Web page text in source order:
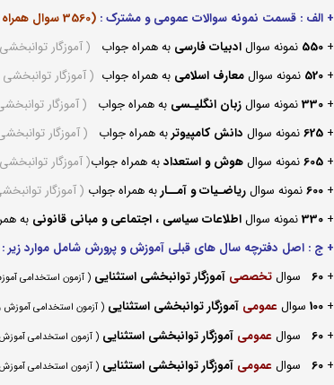
+ الف : قسمت نمونه سوالات عمومی و مشترک :(3560 سوال همراه با جواب)
+
550 نمونه سوالادبیات فارسیبه همراه جواب (آموزگار
+
520 نمونه سوالمعارف اسلامیبه همراه جواب (آموزگار
+
330نمونه سوالزبان انگلیـسیبه همراه جواب (آموزگار
+
625نمونه سوال دانش کامپیوتربه همراه جواب (آموزگار
+
605نمونه سوالهوش و استعدادبه همراه جواب(آموزگار
+
600نمونه سوالریاضـیات و آمــاربه همراه جواب (آموزگار
+
330نمونه سوالاطلاعات سیاسی ، اجتماعی و مبانی قانونیبه
+ ج : اصل دفترچه سال های قبلی آموزش و پرورش شامل موارد زیر
+
60 سوالتخصصی آموزگار توانبخشی استثنایی( آزمون استخدامی
+
100 سوالعمومی آموزگار توانبخشی استثنایی( آزمون استخدامی آموزش
+
60 سوالعمومی آموزگارتوانبخشی استثنایی( آزمون استخدامی آموزش
+
60 سوالعمومی آموزگارتوانبخشی استثنایی( آزمون استخدامی آموزش